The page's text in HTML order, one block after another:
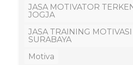
JASA MOTIVATOR
JOGJA
JASA TRAINING MOTIVASI
SURABAYA
Motiva